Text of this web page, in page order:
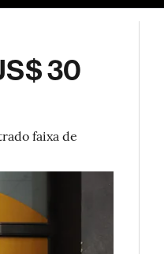
30
faixa de